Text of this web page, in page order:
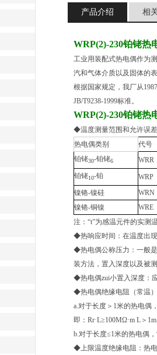
产品介绍 相
WRP(2)-230铂铑热
工业用装配式热电偶作为
汽和气体介质以及固体的
根据国家规定，我厂从
JB/T9238-1999标准。
WRP(2)-230铂铑热
◆温度测量范围和允许误差
热电偶类别
代号
铂铑30-铂铑6
WRR
铂铑10-铂
WRP
镍铬-镍硅
WRN
镍铬-铜镍
WRE
注：“t”为感温元件的实测
◆热响应时间：在温度出
◆热电偶公称压力：一般
装方法，置入深度以及被
◆热电偶zui小置入深度：
◆热电偶绝缘电阻（常温
a.对于长度＞1米的热电偶
即：Rr·L≥100MΩ·m L＞
b.对于长度≤1米的热电偶
◆上限温度绝缘电阻：热